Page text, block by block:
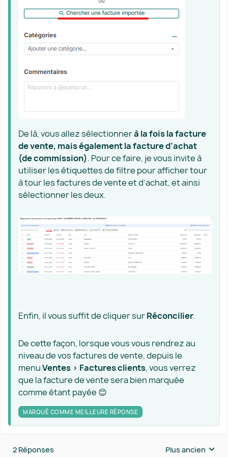
De là, vous allez sélectionnerà la fois la facture
de vente, mais également la facture d’achat
(de commission). Pour ce faire, je vous invite à
utiliser les étiquettes de filtre pour afficher tour
à tour les factures de vente et d’achat, et ainsi
sélectionner les deux.
Enfin, il vous suffit de cliquer surRéconcilier.
De cette façon, lorsque vous vous rendrez au
niveau de vos factures de vente, depuis le
menuVentes > Factures clients, vous verrez
que la facture de vente sera bien marquée
comme étant payée 😊
MARQUÉ COMME MEILLEURE RÉPONSE
2 Réponses Réponses triées
Plus ancien